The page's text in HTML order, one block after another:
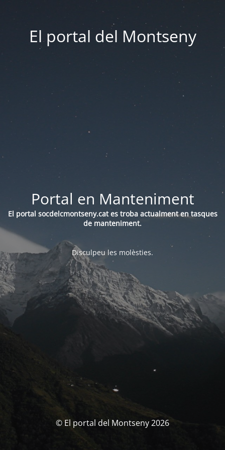
El portal del Montseny
Portal en Manteniment
El portal socdelcmontseny.cat es troba actualment en tasques
de manteniment.
Disculpeu les molèsties.
© El portal del Montseny 2026